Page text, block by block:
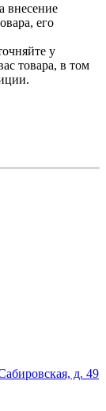
внесение
его
у
товара, в том
д. 49